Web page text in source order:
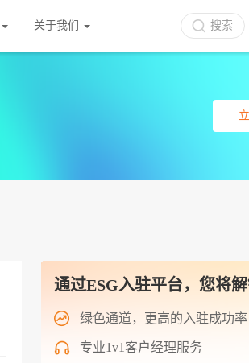
关于我们 搜索
通过ESG入驻平台，您将
绿色通道，更高的入驻成功率
专业1v1客户经理服务